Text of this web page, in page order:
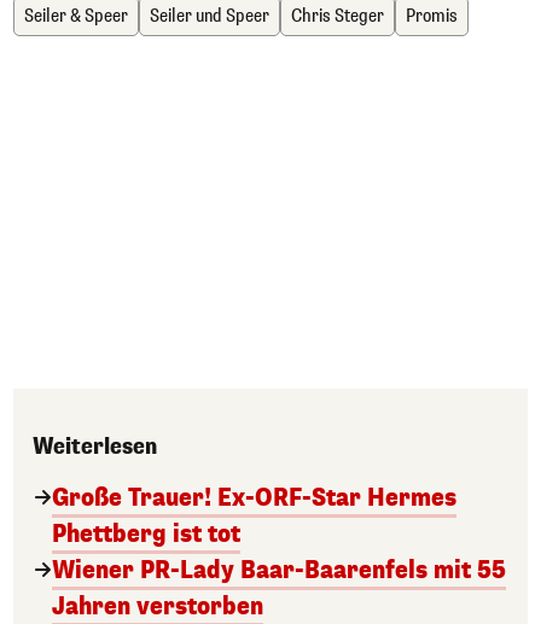
Seiler & Speer Seiler und Speer Chris Steger Promis
Weiterlesen
Große Trauer! Ex-ORF-Star Hermes
Phettberg ist tot
Wiener PR-Lady Baar-Baarenfels mit 55
Jahren verstorben